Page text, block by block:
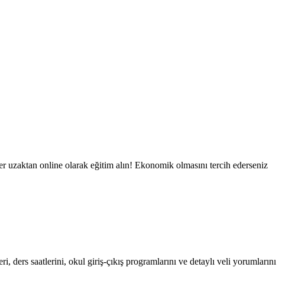
online olarak eğitim alın! Ekonomik olmasını tercih ederseniz
saatlerini, okul giriş-çıkış programlarını ve detaylı veli yorumlarını